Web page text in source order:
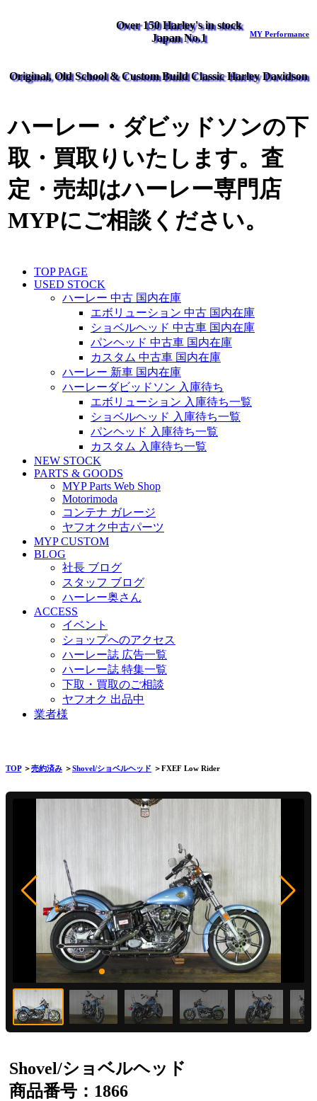
Over 150 Harley's in stock
Japan No.1
MY Performance
Original, Old School & Custom Build Classic Harley Davidson
ハーレー・ダビッドソンの下
取・買取りいたします。査
定・売却はハーレー専門店
MYPにご相談ください。
TOP PAGE
USED STOCK
ハーレー 中古 国内在庫
エボリューション 中古 国内在庫
ショベルヘッド 中古車 国内在庫
パンヘッド 中古車 国内在庫
カスタム 中古車 国内在庫
ハーレー 新車 国内在庫
ハーレーダビッドソン 入庫待ち
エボリューション 入庫待ち一覧
ショベルヘッド 入庫待ち一覧
パンヘッド 入庫待ち一覧
カスタム 入庫待ち一覧
NEW STOCK
PARTS & GOODS
MYP Parts Web Shop
Motorimoda
コンテナ ガレージ
ヤフオク中古パーツ
MYP CUSTOM
BLOG
社長 ブログ
スタッフ ブログ
ハーレー奥さん
ACCESS
イベント
ショップへのアクセス
ハーレー誌 広告一覧
ハーレー誌 特集一覧
下取・買取のご相談
ヤフオク 出品中
業者様
TOP＞売約済み ＞Shovel/ショベルヘッド ＞FXEF Low Rider
Shovel/ショベルヘッド
商品番号：1866